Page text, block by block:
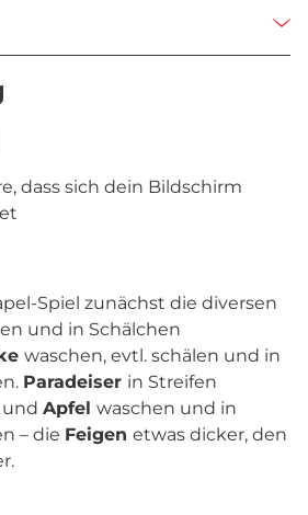
dass sich dein Bildschirm
Spiel zunächst die diversen
und in Schälchen
waschen, evtl. schälen und in
Paradeiser in Streifen
und Apfel waschen und in
– die Feigen etwas dicker, den